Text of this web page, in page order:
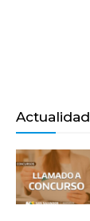
Actualidad